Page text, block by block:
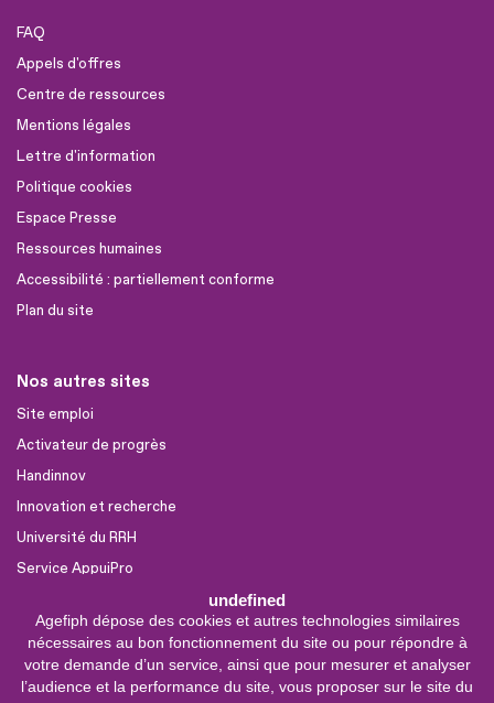
undefined
Agefiph dépose des cookies et autres technologies similaires
nécessaires au bon fonctionnement du site ou pour répondre à
votre demande d’un service, ainsi que pour mesurer et analyser
l’audience et la performance du site, vous proposer sur le site du
FAQ
Appels d'offres
Centre de ressources
Mentions légales
Lettre d'information
Politique cookies
Espace Presse
Ressources humaines
Accessibilité : partiellement conforme
Plan du site
Nos autres sites
Site emploi
Activateur de progrès
Handinnov
Innovation et recherche
Université du RRH
Service AppuiPro
Nous suivre
Youtube
Linkedin